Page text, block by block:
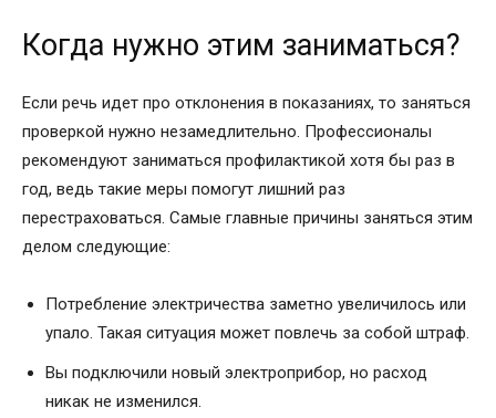
Когда нужно этим заниматься?
Если речь идет про отклонения в показаниях, то заняться
проверкой нужно незамедлительно. Профессионалы
рекомендуют заниматься профилактикой хотя бы раз в
год, ведь такие меры помогут лишний раз
перестраховаться. Самые главные причины заняться этим
делом следующие:
Потребление электричества заметно увеличилось или
упало. Такая ситуация может повлечь за собой штраф.
Вы подключили новый электроприбор, но расход
никак не изменился.